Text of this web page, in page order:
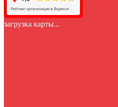
загрузка карты...